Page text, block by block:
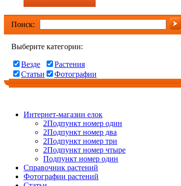
Поиск:
Выберите категории:
Везде
Растения
Статьи
Фотографии
Интернет-магазин елок
2Подпункт номер один
2Подпункт номер два
2Подпункт номер три
2Подпункт номер чтыре
Подпункт номер один
Справочник растений
Фотографии растений